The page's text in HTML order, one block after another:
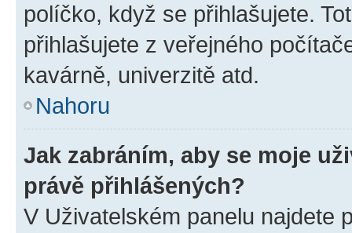
políčko, když se přihlašujete.
přihlašujete z veřejného
kavárně, univerzitě atd.
Nahoru
Jak zabráním, aby se moje
právě přihlášených?
V Uživatelském panelu najdete